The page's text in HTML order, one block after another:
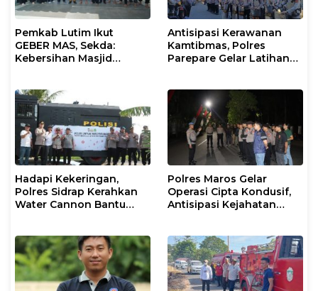
Pemkab Lutim Ikut
GEBER MAS, Sekda:
Kebersihan Masjid
Antisipasi Kerawanan
Kamtibmas, Polres
Parepare Gelar Latihan
Hadapi Kekeringan,
Polres Sidrap Kerahkan
Water Cannon Bantu
Polres Maros Gelar
Operasi Cipta Kondusif,
Antisipasi Kejahatan